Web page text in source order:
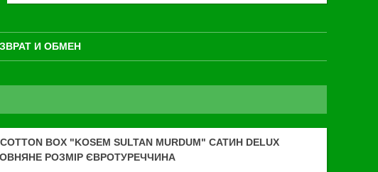
И ОБМЕН
BOX "KOSEM SULTAN MURDUM" САТИН DELUX
РОЗМІР ЄВРОТУРЕЧЧИНА